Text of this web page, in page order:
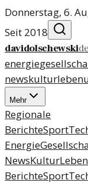
Donnerstag, 6.
Seit 2018
davidolschewskide
energie
newskulturleben
Mehr
Regionale
BerichteSport
Energie
NewsKulturLeben
BerichteSport